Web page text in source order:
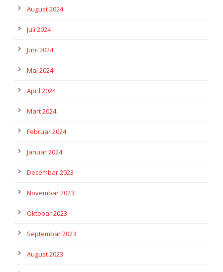
August 2024
Juli 2024
Juni 2024
Maj 2024
April 2024
Mart 2024
Februar 2024
Januar 2024
Decembar 2023
Novembar 2023
Oktobar 2023
Septembar 2023
August 2023